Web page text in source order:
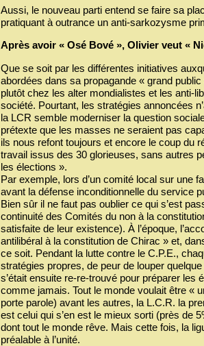
Aussi, le nouveau parti entend se faire sa
pratiquant à outrance un anti-sarkozysme
Après avoir « Osé Bové », Olivier veut «
Que se soit par les différentes initiatives
abordées dans sa propagande « grand
plutôt chez les alter mondialistes et les anti-
société. Pourtant, les stratégies annoncées
la LCR semble moderniser la question
prétexte que les masses ne seraient pas
ils nous refont toujours et encore le coup du
travail issus des 30 glorieuses, sans autres
les élections ».
Par exemple, lors d’un comité local sur une
avant la défense inconditionnelle du service
Bien sûr il ne faut pas oublier ce qui s’est
continuité des Comités du non à la
satisfaite de leur existence). À l’époque,
antilibéral à la constitution de Chirac » et,
ce soit. Pendant la lutte contre le C.P.E.,
stratégies propres, de peur de louper
s’était ensuite re-re-trouvé pour préparer
comme jamais. Tout le monde voulait être «
porte parole) avant les autres, la L.C.R. la
est celui qui s’en est le mieux sorti (près de
dont tout le monde rêve. Mais cette fois, la
préalable à l’unité.